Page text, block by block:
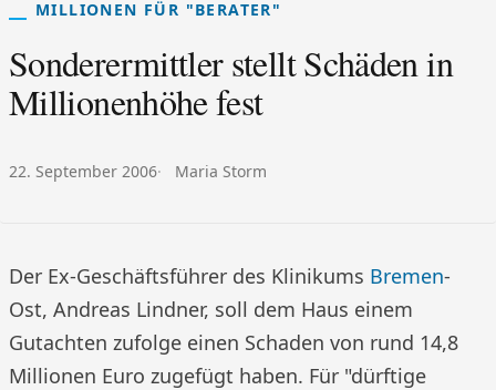
MILLIONEN FÜR "BERATER"
Sonderermittler stellt Schäden in
Millionenhöhe fest
Veröffentlicht am:
22. September 2006 Autor:
Maria Storm
Der Ex-Geschäftsführer des Klinikums Bremen-
Ost, Andreas Lindner, soll dem Haus einem
Gutachten zufolge einen Schaden von rund 14,8
Millionen Euro zugefügt haben. Für "dürftige